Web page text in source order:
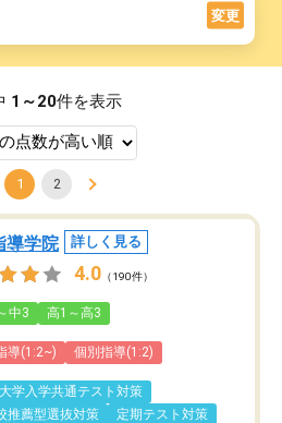
変更
1～20件を表示
1 2
導学院 詳しく見る
4.0 （190件）
中3 高1～高3
導(1:2~) 個別指導(1:2)
大学入学共通テスト対策
推薦型選抜対策
定期テスト対策